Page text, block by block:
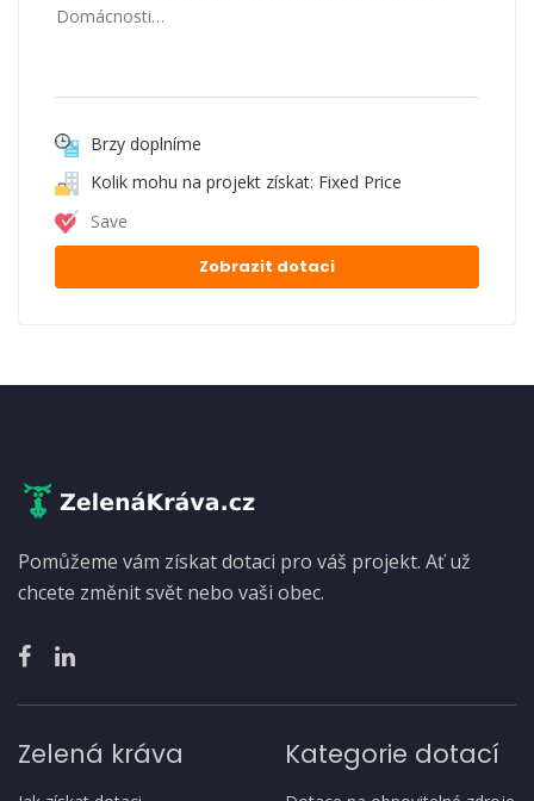
Domácnosti…
Brzy doplníme
Kolik mohu na projekt získat: Fixed Price
Save
Zobrazit dotaci
Pomůžeme vám získat dotaci pro váš projekt. Ať už
chcete změnit svět nebo vaši obec.
Zelená kráva Kategorie dotací